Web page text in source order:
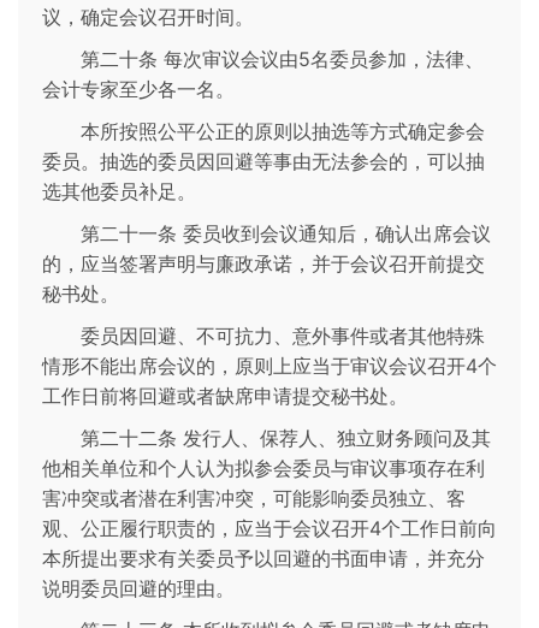
议，确定会议召开时间。
第二十条 每次审议会议由5名委员参加，法律、
会计专家至少各一名。
本所按照公平公正的原则以抽选等方式确定参会
委员。抽选的委员因回避等事由无法参会的，可以抽
选其他委员补足。
第二十一条 委员收到会议通知后，确认出席会议
的，应当签署声明与廉政承诺，并于会议召开前提交
秘书处。
委员因回避、不可抗力、意外事件或者其他特殊
情形不能出席会议的，原则上应当于审议会议召开4个
工作日前将回避或者缺席申请提交秘书处。
第二十二条 发行人、保荐人、独立财务顾问及其
他相关单位和个人认为拟参会委员与审议事项存在利
害冲突或者潜在利害冲突，可能影响委员独立、客
观、公正履行职责的，应当于会议召开4个工作日前向
本所提出要求有关委员予以回避的书面申请，并充分
说明委员回避的理由。